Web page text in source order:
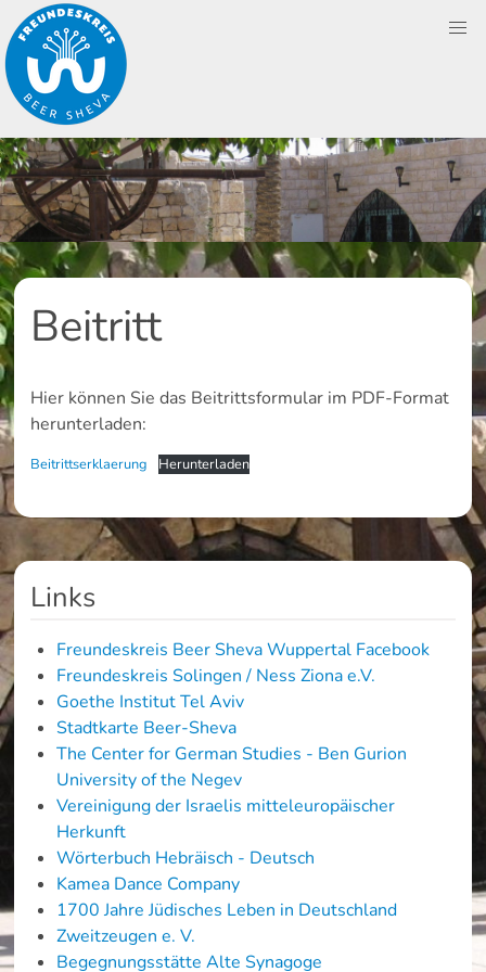
Skip
to
content
Beitritt
Hier können Sie das Beitrittsformular im PDF-Format
herunterladen:
Beitrittserklaerung Herunterladen
Links
Freundeskreis Beer Sheva Wuppertal Facebook
Freundeskreis Solingen / Ness Ziona e.V.
Goethe Institut Tel Aviv
Stadtkarte Beer-Sheva
The Center for German Studies - Ben Gurion
University of the Negev
Vereinigung der Israelis mitteleuropäischer
Herkunft
Wörterbuch Hebräisch - Deutsch
Kamea Dance Company
1700 Jahre Jüdisches Leben in Deutschland
Zweitzeugen e. V.
Begegnungsstätte Alte Synagoge